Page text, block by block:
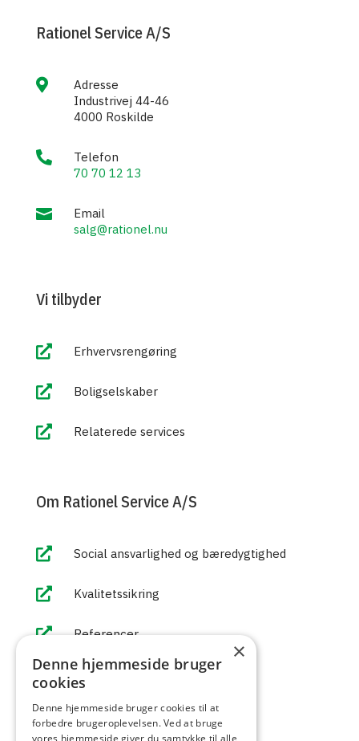
Rationel Service A/S

Adresse
Industrivej 44-46
4000 Roskilde

Telefon
70 70 12 13

Email
salg@rationel.nu
Vi tilbyder
 Erhvervsrengøring
 Boligselskaber
 Relaterede services
Om Rationel Service A/S
 Social ansvarlighed og bæredygtighed
 Kvalitetssikring
 Referencer
 Miljøpolitik
 Arbejdsmiljøpolitik
×
Denne hjemmeside bruger
cookies
Denne hjemmeside bruger cookies til at
forbedre brugeroplevelsen. Ved at bruge
vores hjemmeside giver du samtykke til alle